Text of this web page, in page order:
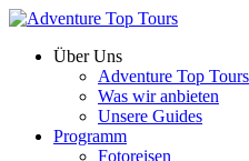
Über Uns
Adventure Top Tours
Was wir anbieten
Unsere Guides
Programm
Fotoreisen